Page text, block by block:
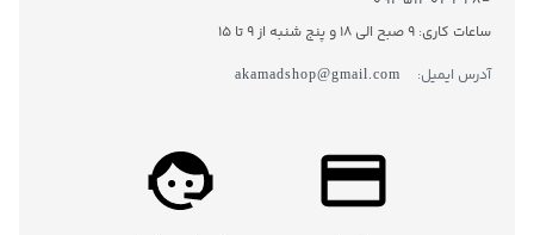
ساعات کاری: 9 صبح الی 18 و پنج شنبه از 9 تا ۱5
آدرس ایمیل:
akamadshop@gmail.com